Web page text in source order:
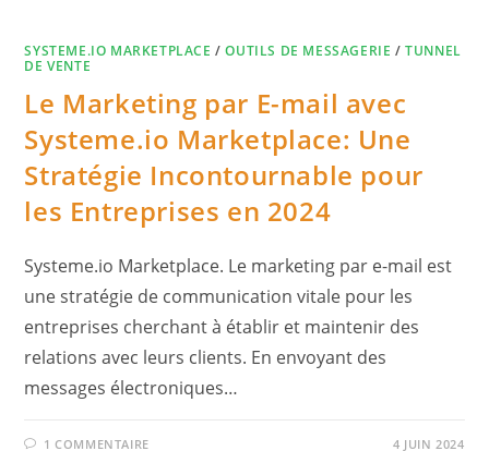
SYSTEME.IO MARKETPLACE /OUTILS DE MESSAGERIE /TUNNEL
DE VENTE
Le Marketing par E-mail avec
Systeme.io Marketplace: Une
Stratégie Incontournable pour
les Entreprises en 2024
Systeme.io Marketplace. Le marketing par e-mail est
une stratégie de communication vitale pour les
entreprises cherchant à établir et maintenir des
relations avec leurs clients. En envoyant des
messages électroniques…
1 COMMENTAIRE 4 JUIN 2024